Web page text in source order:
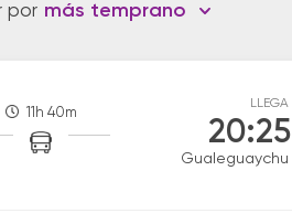
por más temprano
11h 40m
LLEGA
20:25
Gualeguaychu